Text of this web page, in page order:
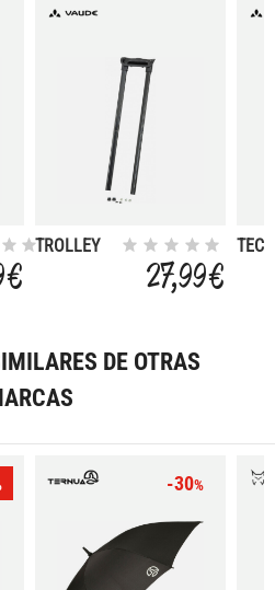
€
TROLLEY
27,99 €
DE OTRAS
-30%